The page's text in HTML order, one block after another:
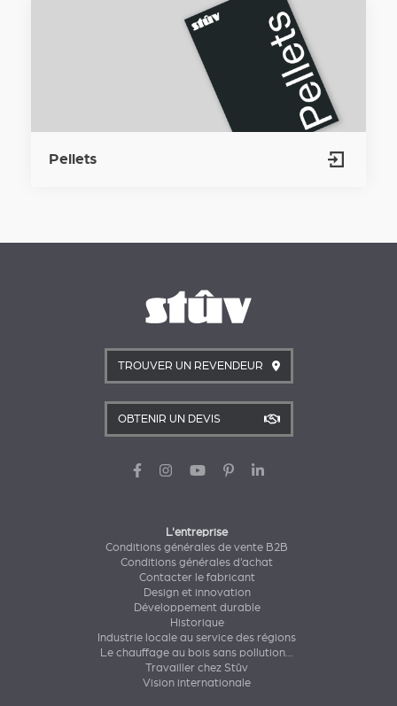
Pellets
TROUVER UN REVENDEUR
OBTENIR UN DEVIS
L'entreprise
Conditions générales de vente B2B
Conditions générales d’achat
Contacter le fabricant
Design et innovation
Développement durable
Historique
Industrie locale au service des régions
Le chauffage au bois sans pollution...
Travailler chez Stûv
Vision internationale